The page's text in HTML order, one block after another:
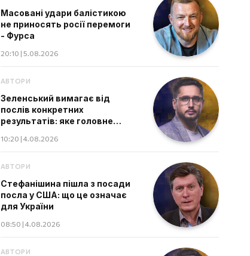
Масовані удари балістикою
не приносять росії перемоги
- Фурса
20:10 | 5.08.2026
АВТОРИ
Зеленський вимагає від
послів конкретних
результатів: яке головне
10:20 | 4.08.2026
АВТОРИ
Стефанішина пішла з посади
посла у США: що це означає
для України
08:50 | 4.08.2026
АВТОРИ